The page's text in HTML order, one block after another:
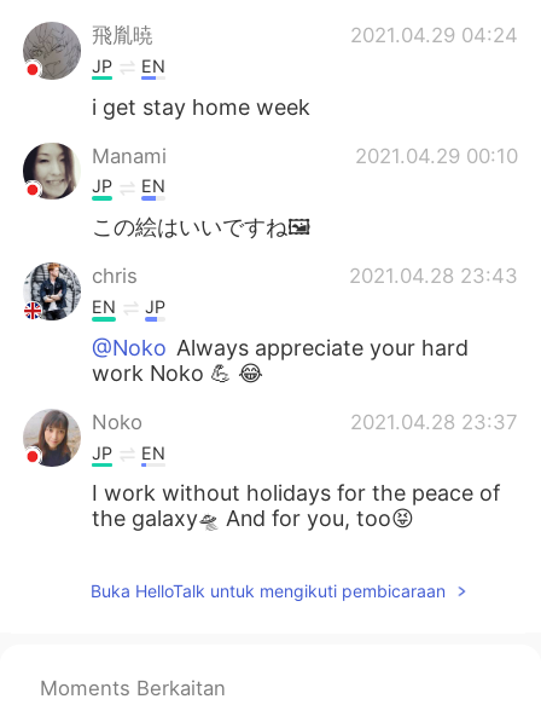
飛胤暁 2021.04.29 04:24
JP EN
i get stay home week
Manami 2021.04.29 00:10
JP EN
この絵はいいですね🖼
chris 2021.04.28 23:43
EN JP
@Noko Always appreciate your hard
work Noko 💪 😂
Noko 2021.04.28 23:37
JP EN
I work without holidays for the peace of
the galaxy🛸 And for you, too😝
Buka HelloTalk untuk mengikuti pembicaraan
Moments Berkaitan